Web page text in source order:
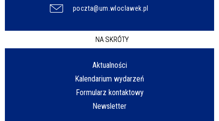
poczta@um.wloclawek.pl
NA SKRÓTY
Aktualności
Kalendarium wydarzeń
Formularz kontaktowy
Newsletter